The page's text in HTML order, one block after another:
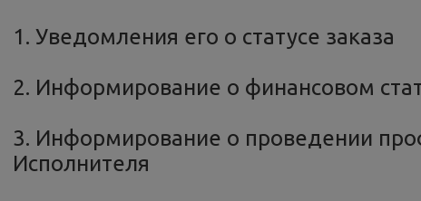
1. Уведомления его о статусе заказа
2. Информирование о финансовом
3. Информирование о проведении
Исполнителя